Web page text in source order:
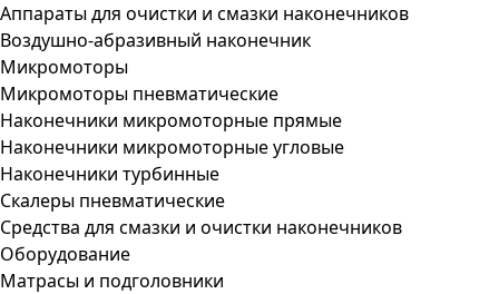
Аппараты для очистки и смазки наконечников
Воздушно-абразивный наконечник
Микромоторы
Микромоторы пневматические
Наконечники микромоторные прямые
Наконечники микромоторные угловые
Наконечники турбинные
Скалеры пневматические
Средства для смазки и очистки наконечников
Оборудование
Матрасы и подголовники